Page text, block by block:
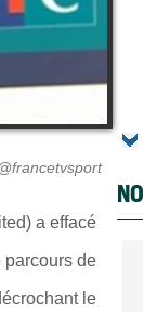
a effacé
parcours de
le